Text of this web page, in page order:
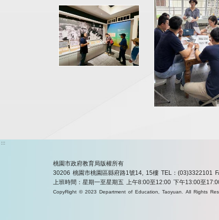
:::
桃園市政府教育局版權所有
30206 桃園市桃園區縣府路1號14, 15樓 TEL：(03)3322101
上班時間：星期一至星期五 上午8:00至12:00 下午13:00至
CopyRight © 2023 Department of Education, Taoyuan. All Rights